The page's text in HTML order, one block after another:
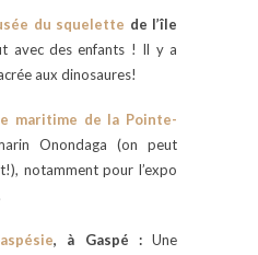
du squelette de l’île
avec des enfants ! Il y a
aux dinosaures!
maritime de la Pointe-
Onondaga (on peut
notamment pour l’expo
, à Gaspé :Une